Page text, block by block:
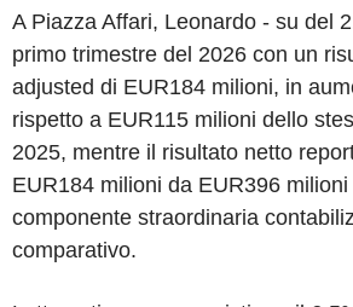
A Piazza Affari, Leonardo - su del
primo trimestre del 2026 con un
adjusted di EUR184 milioni, in
rispetto a EUR115 milioni dello
2025, mentre il risultato netto
EUR184 milioni da EUR396
componente straordinaria
comparativo.